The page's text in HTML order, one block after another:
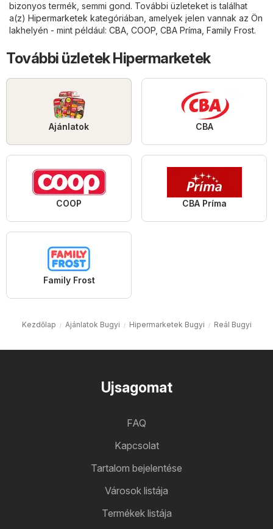
bizonyos termék, semmi gond. További üzleteket is találhat
a(z) Hipermarketek kategóriában, amelyek jelen vannak az Ön
lakhelyén - mint például: CBA COOP CBA Príma Family Frost.
További üzletek Hipermarketek
Ajánlatok CBA
COOP CBA Príma
Family Frost
Kezdőlap Ajánlatok Bugyi Hipermarketek Bugyi Reál Bugyi
Ujsagomat
FAQ
Kapcsolat
Tartalom bejelentése
Városok listája
Termékek listája